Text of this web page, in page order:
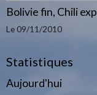
Bolivie fin, Chili
Le 09/11/2010
Statistiques
Aujourd'hui